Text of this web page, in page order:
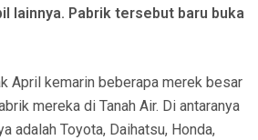
lainnya. Pabrik tersebut baru buka
April kemarin beberapa merek besar
mereka di Tanah Air. Di antaranya
adalah Toyota, Daihatsu, Honda,